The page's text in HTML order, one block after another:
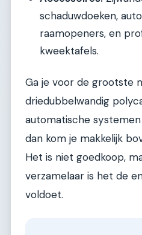
schaduwdoeken,
raamopeners, en
kweektafels.
Ga je voor de grootste
driedubbelwandig
automatische
dan kom je makkelijk
Het is niet goedkoop,
verzamelaar is het de
voldoet.